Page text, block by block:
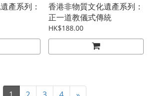
產系列：
香港非物質文化遺產系列：
正一道教儀式傳統
HK$188.00